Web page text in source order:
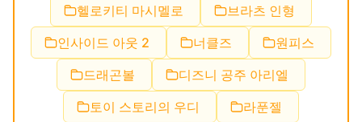
헬로키티 마시멜로
브라츠 인형
인사이드 아웃 2
너클즈
원피스
드래곤볼
디즈니 공주 아리엘
토이 스토리의 우디
라푼젤